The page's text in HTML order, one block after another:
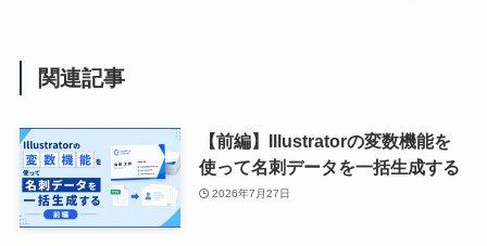
関連記事
【前編】Illustratorの変数機能を
使って名刺データを一括生成する
2026年7月27日